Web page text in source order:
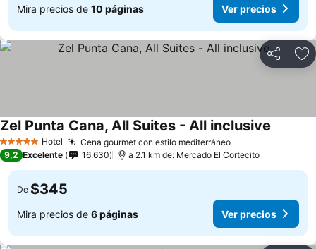
Mira precios de 10 páginas Ver precios
Compartir
5 Estrellas Hotel Cena gourmet con estilo mediterráneoVer precios
Zel Punta Cana, All Suites - All inclusive
9,2 Excelente 16.630 a 2.1 km de: Mercado El Cortecito
De $345
Mira precios de 6 páginas Ver precios